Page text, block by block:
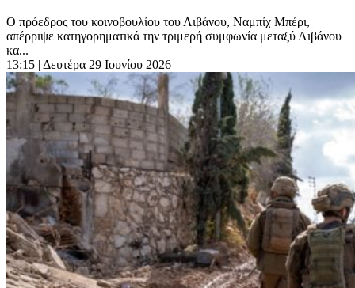
Ο πρόεδρος του κοινοβουλίου του Λιβάνου, Ναμπίχ Μπέρι,
απέρριψε κατηγορηματικά την τριμερή συμφωνία μεταξύ Λιβάνου
κα...
13:15 | Δευτέρα 29 Ιουνίου 2026